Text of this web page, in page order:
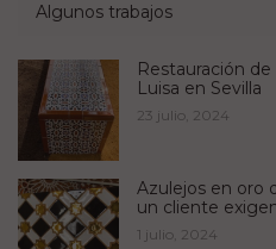
Algunos trabajos
Restauración
Luisa en Sevilla
23 julio, 2024
Azulejos en oro
un cliente
1 julio, 2024